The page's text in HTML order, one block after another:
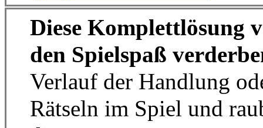
Diese Komplettlösung
den Spielspaß
Verlauf der Handlung
Rätseln im Spiel und